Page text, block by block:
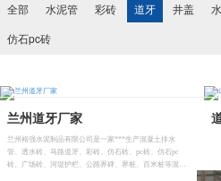
全部 水泥管 彩砖 道牙 井盖
仿石pc砖
兰州道牙厂家
兰州裕强水泥制品有限公司是一家***生产混凝土排水
管、透水砖、马路道牙、彩砖、仿石砖、pc砖、仿石pc
砖、广场砖、河堤护栏、公路界碑、界桩、百米桩等混凝